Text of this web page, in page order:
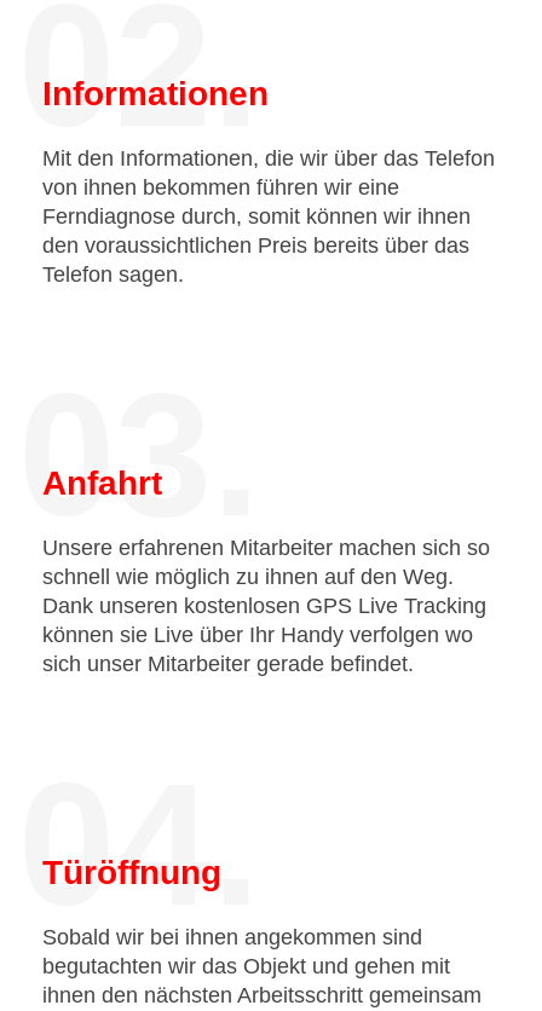
02.
Informationen
Mit den Informationen, die wir über das Telefon
von ihnen bekommen führen wir eine
Ferndiagnose durch, somit können wir ihnen
den voraussichtlichen Preis bereits über das
Telefon sagen.
03.
Anfahrt
Unsere erfahrenen Mitarbeiter machen sich so
schnell wie möglich zu ihnen auf den Weg.
Dank unseren kostenlosen GPS Live Tracking
können sie Live über Ihr Handy verfolgen wo
sich unser Mitarbeiter gerade befindet.
04.
Türöffnung
Sobald wir bei ihnen angekommen sind
begutachten wir das Objekt und gehen mit
ihnen den nächsten Arbeitsschritt gemeinsam